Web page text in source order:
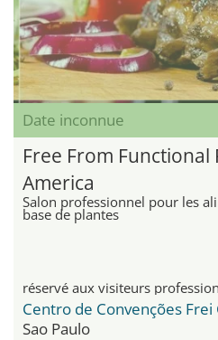
Date inconnue
Free From Functional
America
Salon professionnel pour les
base de plantes
réservé aux visiteurs
Centro de Convenções Frei
Sao Paulo